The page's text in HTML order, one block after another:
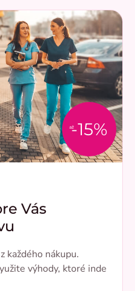
až-15%
Vás
každého nákupu.
výhody, ktoré inde